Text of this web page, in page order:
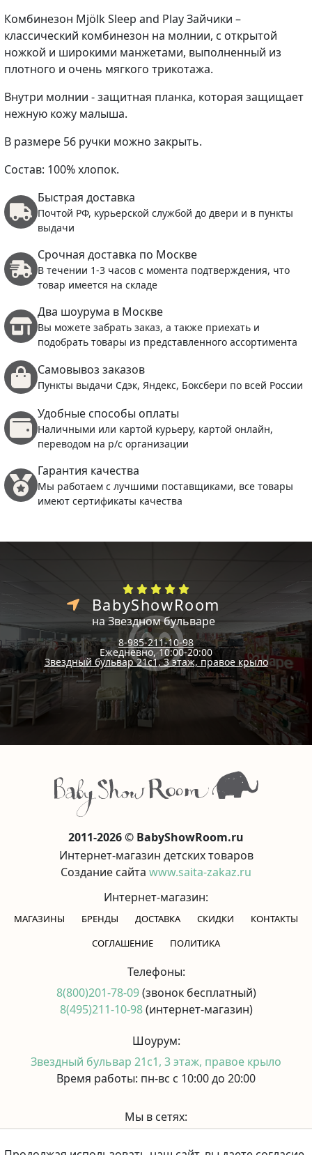
Комбинезон Mjölk Sleep and Play Зайчики –
классический комбинезон на молнии, с открытой
ножкой и широкими манжетами, выполненный из
плотного и очень мягкого трикотажа.
Внутри молнии - защитная планка, которая защищает
нежную кожу малыша.
В размере 56 ручки можно закрыть.
Состав: 100% хлопок.
Быстрая доставка
Почтой РФ, курьерской службой до двери и в пункты
выдачи
Срочная доставка по Москве
В течении 1-3 часов с момента подтверждения, что
товар имеется на складе
Два шоурума в Москве
Вы можете забрать заказ, а также приехать и
подобрать товары из представленного ассортимента
Самовывоз заказов
Пункты выдачи Сдэк, Яндекс, Боксбери по всей России
Удобные способы оплаты
Наличными или картой курьеру, картой онлайн,
переводом на р/с организации
Гарантия качества
Мы работаем с лучшими поставщиками, все товары
имеют сертификаты качества
BabyShowRoom
на Звездном бульваре
8-985-211-10-98
Ежедневно, 10:00-20:00
Звездный бульвар 21с1, 3 этаж, правое крыло
2011-2026 © BabyShowRoom.ru
Интернет-магазин детских товаров
Создание сайта www.saita-zakaz.ru
Интернет-магазин:
МАГАЗИНЫ БРЕНДЫ ДОСТАВКА СКИДКИ
КОНТАКТЫ
CОГЛАШЕНИЕ
ПОЛИТИКА
Телефоны:
8(800)201-78-09(звонок бесплатный)
8(495)211-10-98(интернет-магазин)
Шоурум:
Звездный бульвар 21с1, 3 этаж, правое крыло
Время работы: пн-вс с 10:00 до 20:00
Мы в сетях: